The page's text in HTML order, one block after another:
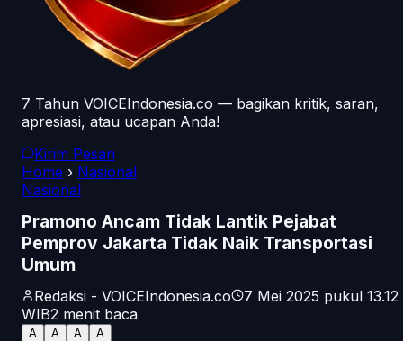
7 Tahun VOICEIndonesia.co — bagikan kritik, saran,
apresiasi, atau ucapan Anda!
Kirim Pesan
Home › Nasional
Nasional
Pramono Ancam Tidak Lantik Pejabat
Pemprov Jakarta Tidak Naik Transportasi
Umum
Redaksi - VOICEIndonesia.co
7 Mei 2025 pukul 13.12
WIB2 menit baca
A A A
A